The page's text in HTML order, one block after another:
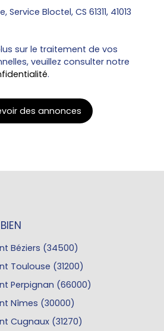
Bloctel, CS 61311, 41013
sur le traitement de vos
veuillez consulter notre
.
des annonces
Béziers (34500)
Toulouse (31200)
Perpignan (66000)
Nîmes (30000)
Cugnaux (31270)